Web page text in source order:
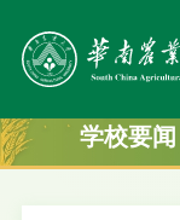
学校要闻